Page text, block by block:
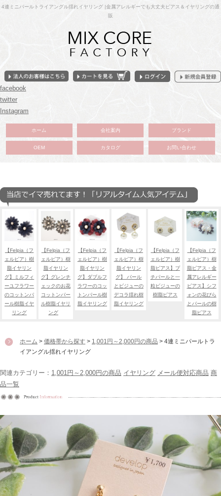
4連ミニパールトライアングル揺れイヤリング |金属アレルギーでも大丈夫ピアス＆イヤリングの通
販
facebook
twitter
Instagram
ホーム 会社案内 ブランド
OEM カタログ お問い合わせ
【Felpia（フ
ェルピア）樹
脂イヤリン
グ】ミルフィ
ーユフラワー
のコットンパ
ール樹脂イヤ
リング
【Felpia（フ
ェルピア）樹
脂イヤリン
グ】グレンチ
ェックのお花
コットンパー
ル樹脂イヤリ
ング
【Felpia（フ
ェルピア）樹
脂イヤリン
グ】ダブルフ
ラワーのコッ
トンパール樹
脂イヤリング
【Felpia（フ
ェルピア）樹
脂イヤリン
グ】 パール
とビジューの
デコラ揺れ樹
脂イヤリング
【Felpia（フ
ェルピア）樹
脂ピアス】プ
チパールと一
粒ビジューの
樹脂ピアス
【Felpia（フ
ェルピア）樹
脂ピアス・金
属アレルギー
ピアス】シフ
ォンの花びら
とパールの樹
脂ピアス
ホーム > 価格帯から探す > 1,001円～2,000円の商品 > 4連ミニパールトラ
イアングル揺れイヤリング
関連カテゴリー： 1,001円～2,000円の商品 イヤリング メール便対応商品 商
品一覧